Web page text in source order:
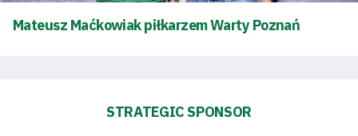
Mateusz Maćkowiak piłkarzem Warty Poznań
STRATEGIC SPONSOR